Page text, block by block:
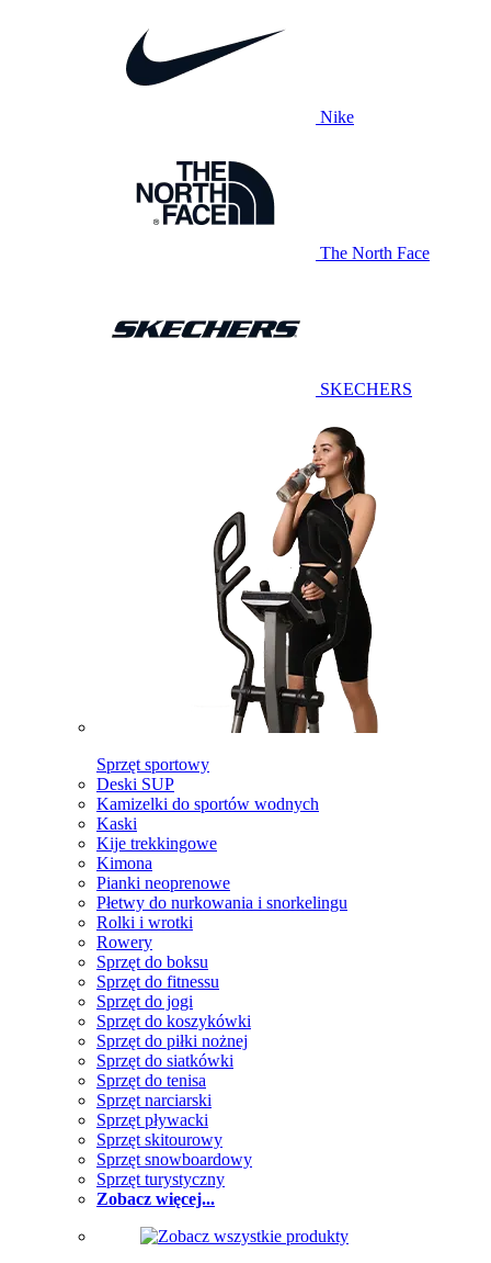
Nike
The North Face
SKECHERS
Sprzęt sportowy
Deski SUP
Kamizelki do sportów wodnych
Kaski
Kije trekkingowe
Kimona
Pianki neoprenowe
Płetwy do nurkowania i snorkelingu
Rolki i wrotki
Rowery
Sprzęt do boksu
Sprzęt do fitnessu
Sprzęt do jogi
Sprzęt do koszykówki
Sprzęt do piłki nożnej
Sprzęt do siatkówki
Sprzęt do tenisa
Sprzęt narciarski
Sprzęt pływacki
Sprzęt skitourowy
Sprzęt snowboardowy
Sprzęt turystyczny
Zobacz więcej...